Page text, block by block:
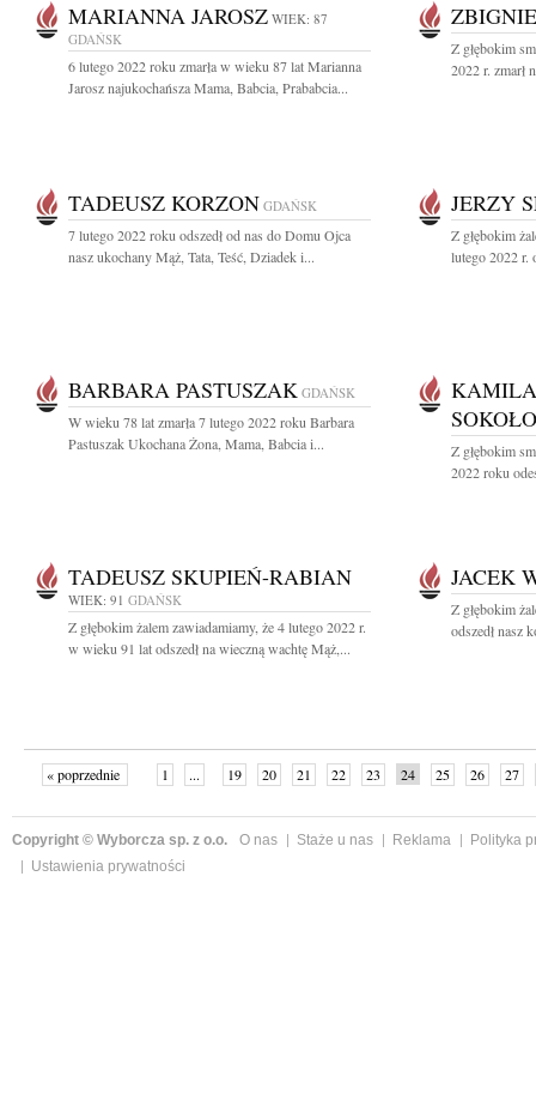
MARIANNA JAROSZ WIEK: 87
GDAŃSK
6 lutego 2022 roku zmarła w wieku 87 lat Marianna
Jarosz najukochańsza Mama, Babcia, Prababcia...
Z głębokim
2022 r. zmarł
TADEUSZ KORZON GDAŃSK
7 lutego 2022 roku odszedł od nas do Domu Ojca
nasz ukochany Mąż, Tata, Teść, Dziadek i...
JERZY
Z głębokim
lutego 2022 r.
BARBARA PASTUSZAK GDAŃSK
W wieku 78 lat zmarła 7 lutego 2022 roku Barbara
Pastuszak Ukochana Żona, Mama, Babcia i...
Z głębokim
2022 roku
TADEUSZ SKUPIEŃ-RABIAN
WIEK: 91 GDAŃSK
Z głębokim żalem zawiadamiamy, że 4 lutego 2022 r.
w wieku 91 lat odszedł na wieczną wachtę Mąż,...
JACEK
Z głębokim
odszedł nasz
« poprzednie 1 ... 19 20 21 22 23 24 25 26
27
Copyright © Wyborcza sp. z o.o. O nas Staże u nas Reklama
Polityka
Ustawienia prywatności